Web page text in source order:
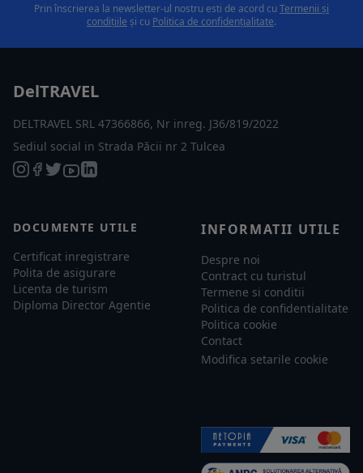
Prin înscrierea la newsletter-ul nostru esti de acord cuTermenii și
condițiile și cu Politica de confidențialitate.
DelTRAVEL
DELTRAVEL SRL 47366866, Nr inreg. J36/819/2022
Sediul social in Strada Păcii nr 2 Tulcea
DOCUMENTE UTILE
Certificat inregistrare
Polita de asigurare
Licenta de turism
Diploma Director Agentie
INFORMATII UTILE
Despre noi
Contract cu turistul
Termene si conditii
Politica de confidentialitate
Politica cookie
Contact
Modifica setarile cookie